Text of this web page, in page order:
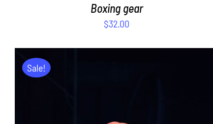
Boxing gear
$32.00
Sale!